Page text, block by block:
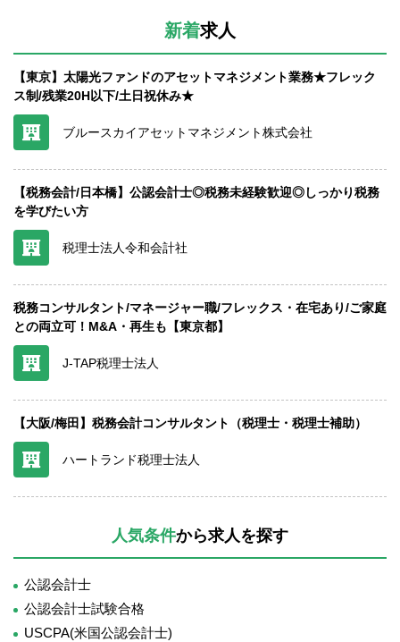
新着求人
【東京】太陽光ファンドのアセットマネジメント業務★フレック
ス制/残業20H以下/土日祝休み★
ブルースカイアセットマネジメント株式会社
【税務会計/日本橋】公認会計士◎税務未経験歓迎◎しっかり税務
を学びたい方
税理士法人令和会計社
税務コンサルタント/マネージャー職/フレックス・在宅あり/ご家庭
との両立可！M&A・再生も【東京都】
J-TAP税理士法人
【大阪/梅田】税務会計コンサルタント（税理士・税理士補助）
ハートランド税理士法人
人気条件から求人を探す
公認会計士
公認会計士試験合格
USCPA(米国公認会計士)